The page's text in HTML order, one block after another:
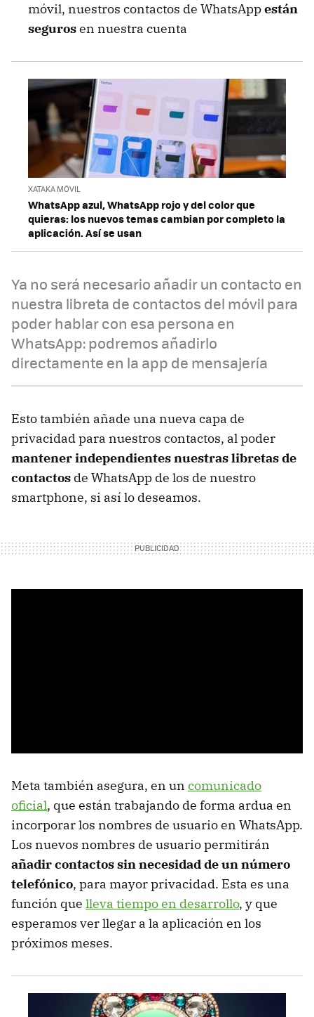
móvil, nuestros contactos de WhatsAppestán
segurosen nuestra cuenta
XATAKA MÓVIL
WhatsApp azul, WhatsApp rojo y del color que
quieras: los nuevos temas cambian por completo la
aplicación. Así se usan
Ya no será necesario añadir un contacto en
nuestra libreta de contactos del móvil para
poder hablar con esa persona en
WhatsApp: podremos añadirlo
directamente en la app de mensajería
Esto también añade una nueva capa de
privacidad para nuestros contactos, al poder
mantener independientes nuestras libretas de
contactos de WhatsApp de los de nuestro
smartphone, si así lo deseamos.
Meta también asegura, en un comunicado
oficial, que están trabajando de forma ardua en
incorporar los nombres de usuario en WhatsApp.
Los nuevos nombres de usuario permitirán
añadir contactos sin necesidad de un número
telefónico, para mayor privacidad. Esta es una
función que lleva tiempo en desarrollo, y que
esperamos ver llegar a la aplicación en los
próximos meses.